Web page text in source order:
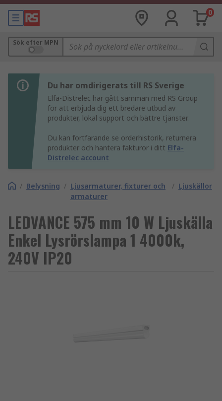
0
Sök efter MPN
Du har omdirigerats till RS Sverige
Elfa-Distrelec har gått samman med RS Group
för att erbjuda dig ett bredare utbud av
produkter, lokal support och bättre tjänster.
Du kan fortfarande se orderhistorik, returnera
produkter och hantera fakturor i ditt Elfa-
Distrelec account
/ Belysning / Ljusarmaturer, fixturer och
armaturer
/ Ljuskällor
LEDVANCE 575 mm 10 W Ljuskälla
Enkel Lysrörslampa 1 4000k,
240V IP20